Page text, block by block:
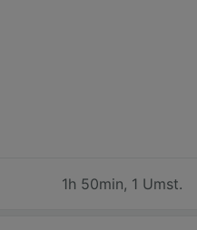
1h 50min, 1 Umst.